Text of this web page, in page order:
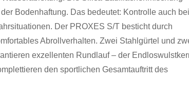
Bodenhaftung. Das bedeutet: Kontrolle auch bei
Der PROXES S/T besticht durch
Abrollverhalten. Zwei Stahlgürtel und
exzellenten Rundlauf – der
den sportlichen Gesamtauftritt des